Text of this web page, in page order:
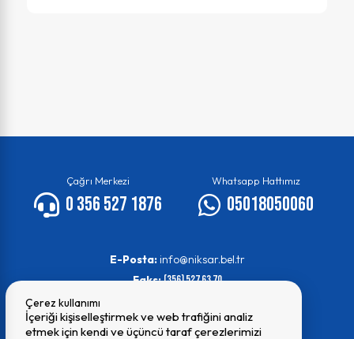
Çağrı Merkezi
0 356 527 1876
Whatsapp Hattımız
05018050060
E-Posta: info@niksar.bel.tr
Faks:(356) 527 63 70
Çerez kullanımı
İçeriği kişiselleştirmek ve web trafiğini analiz
etmek için kendi ve üçüncü taraf çerezlerimizi